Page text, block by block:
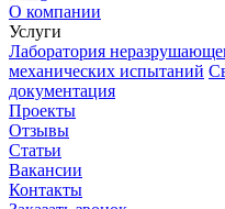
О компании
Услуги
Лаборатория
механических испытаний
документация
Проекты
Отзывы
Статьи
Вакансии
Контакты